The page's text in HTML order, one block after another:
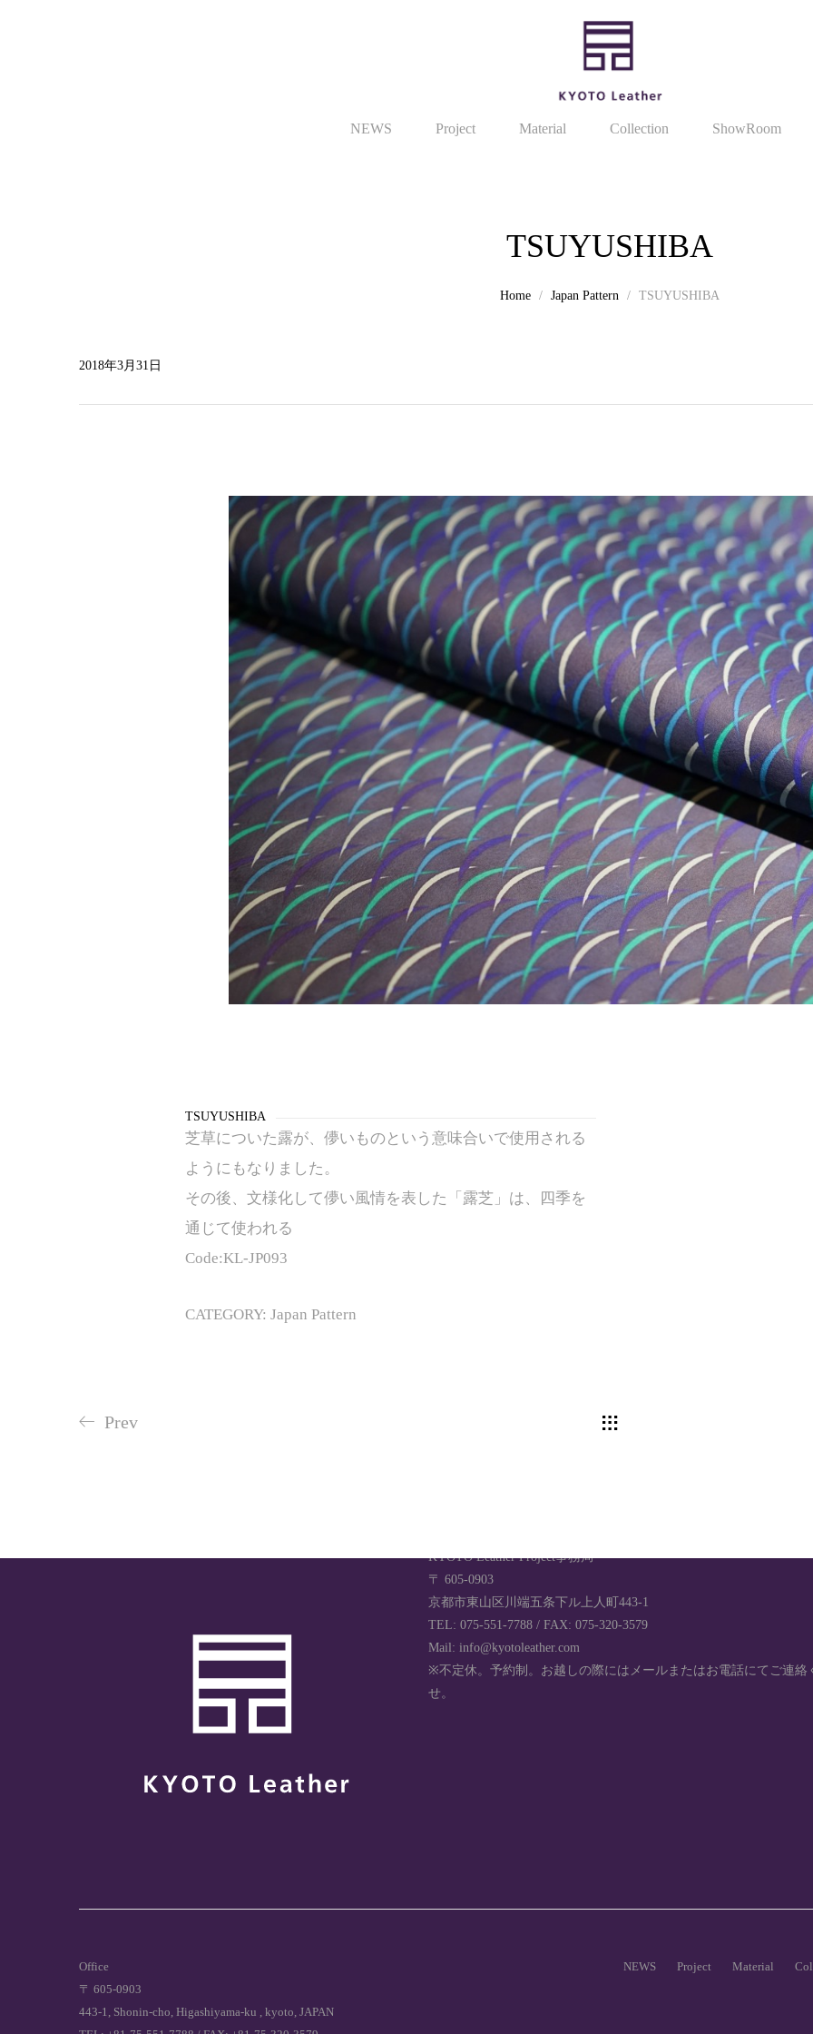
NEWS Project Material Collection ShowRoom
TSUYUSHIBA
Home Japan Pattern TSUYUSHIBA
2018年3月31日
TSUYUSHIBA
芝草についた露が、儚いものという意味合いで使用される
ようにもなりました。
その後、文様化して儚い風情を表した「露芝」は、四季を
通じて使われる
Code:KL-JP093
CATEGORY: Japan Pattern
Prev
KYOTO Leather Project事務局
〒 605-0903
京都市東山区川端五条下ル上人町443-1
TEL: 075-551-7788 / FAX: 075-320-3579
Mail: info@kyotoleather.com
※不定休。予約制。お越しの際にはメールまたはお電話にてご連絡
せ。
Office
〒 605-0903
443-1, Shonin-cho, Higashiyama-ku , kyoto, JAPAN
NEWS Project Material